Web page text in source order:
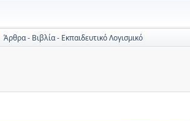
Άρθρα - Βιβλία - Εκπαιδευτικό Λογισμικό